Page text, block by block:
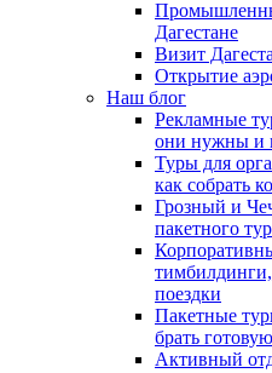
Дагестане
Визит
Открытие
Наш блог
Рекламные
они нужны и
Туры для
как собрать
Грозный и
пакетного
поездки
Пакетные
брать
Активный